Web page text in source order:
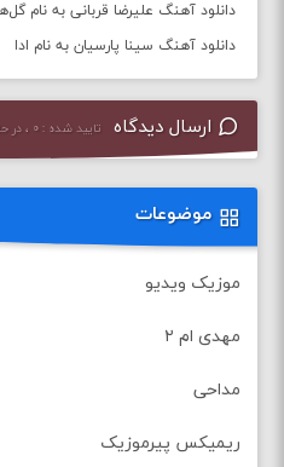
دانلود آهنگ علیرضا قربانی به نام
دانلود آهنگ سینا پارسیان به نام ادا
ارسال دیدگاه تایید شده : ۰ ، در حال بررسی : ۰ ، مجموع : ۰ نظر
موضوعات
موزیک ویدیو
مهدی ام ۲
مداحی
ریمیکس پیرموزیک